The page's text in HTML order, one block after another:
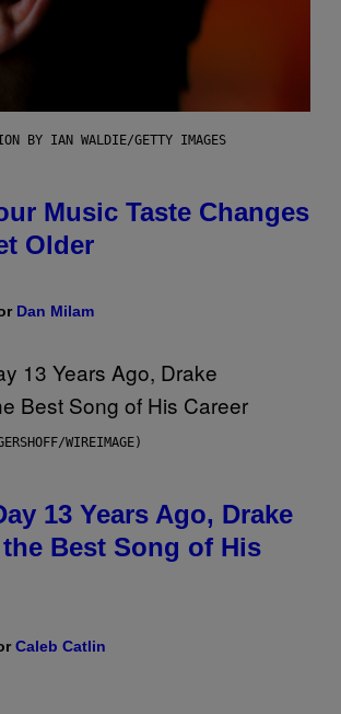
BY IAN WALDIE/GETTY IMAGES
Music Taste Changes
Older
Dan Milam
WIREIMAGE)
13 Years Ago, Drake
the Best Song of His
Caleb Catlin